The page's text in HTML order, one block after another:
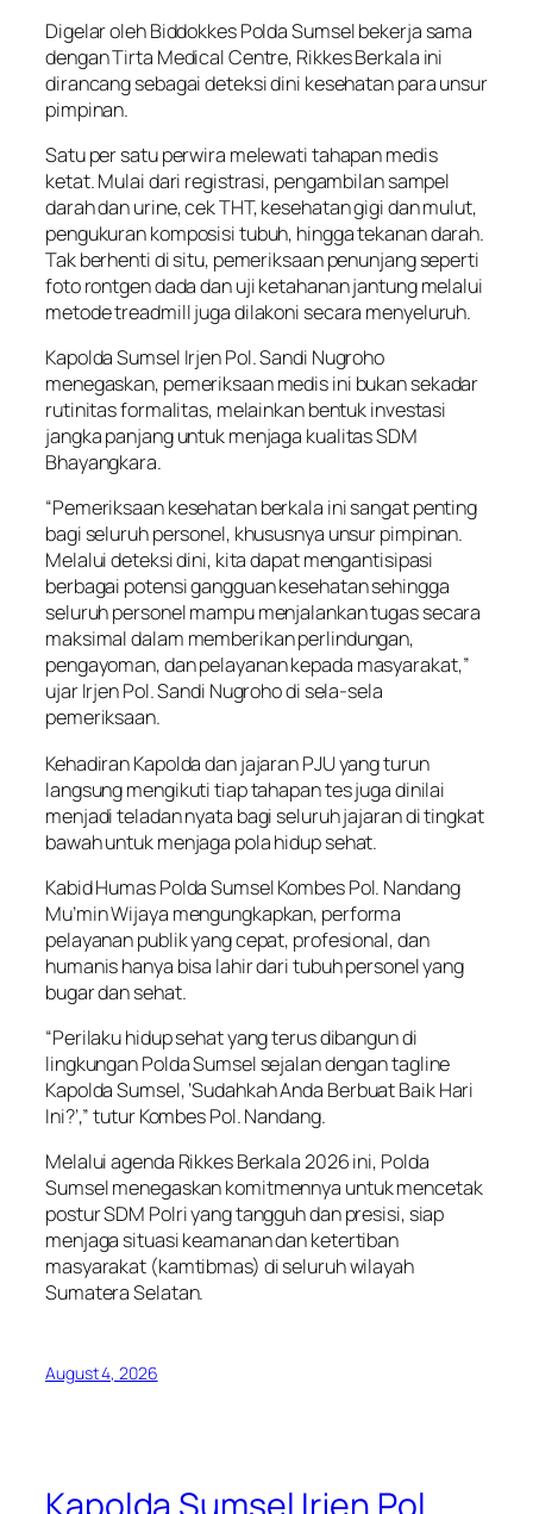
Digelar oleh Biddokkes Polda Sumsel bekerja sama
dengan Tirta Medical Centre, Rikkes Berkala ini
dirancang sebagai deteksi dini kesehatan para unsur
pimpinan.
Satu per satu perwira melewati tahapan medis
ketat. Mulai dari registrasi, pengambilan sampel
darah dan urine, cek THT, kesehatan gigi dan mulut,
pengukuran komposisi tubuh, hingga tekanan darah.
Tak berhenti di situ, pemeriksaan penunjang seperti
foto rontgen dada dan uji ketahanan jantung melalui
metodetreadmilljuga dilakoni secara menyeluruh.
Kapolda Sumsel Irjen Pol. Sandi Nugroho
menegaskan, pemeriksaan medis ini bukan sekadar
rutinitas formalitas, melainkan bentuk investasi
jangka panjang untuk menjaga kualitas SDM
Bhayangkara.
“Pemeriksaan kesehatan berkala ini sangat penting
bagi seluruh personel, khususnya unsur pimpinan.
Melalui deteksi dini, kita dapat mengantisipasi
berbagai potensi gangguan kesehatan sehingga
seluruh personel mampu menjalankan tugas secara
maksimal dalam memberikan perlindungan,
pengayoman, dan pelayanan kepada masyarakat,”
ujar Irjen Pol. Sandi Nugroho di sela-sela
pemeriksaan.
Kehadiran Kapolda dan jajaran PJU yang turun
langsung mengikuti tiap tahapan tes juga dinilai
menjadi teladan nyata bagi seluruh jajaran di tingkat
bawah untuk menjaga pola hidup sehat.
Kabid Humas Polda Sumsel Kombes Pol. Nandang
Mu’min Wijaya mengungkapkan, performa
pelayanan publik yang cepat, profesional, dan
humanis hanya bisa lahir dari tubuh personel yang
bugar dan sehat.
“Perilaku hidup sehat yang terus dibangun di
lingkungan Polda Sumsel sejalan dengan tagline
Kapolda Sumsel,‘Sudahkah Anda Berbuat Baik Hari
Ini?’,” tutur Kombes Pol. Nandang.
Melalui agenda Rikkes Berkala 2026 ini, Polda
Sumsel menegaskan komitmennya untuk mencetak
postur SDM Polri yang tangguh dan presisi, siap
menjaga situasi keamanan dan ketertiban
masyarakat (kamtibmas) di seluruh wilayah
Sumatera Selatan.
August 4, 2026